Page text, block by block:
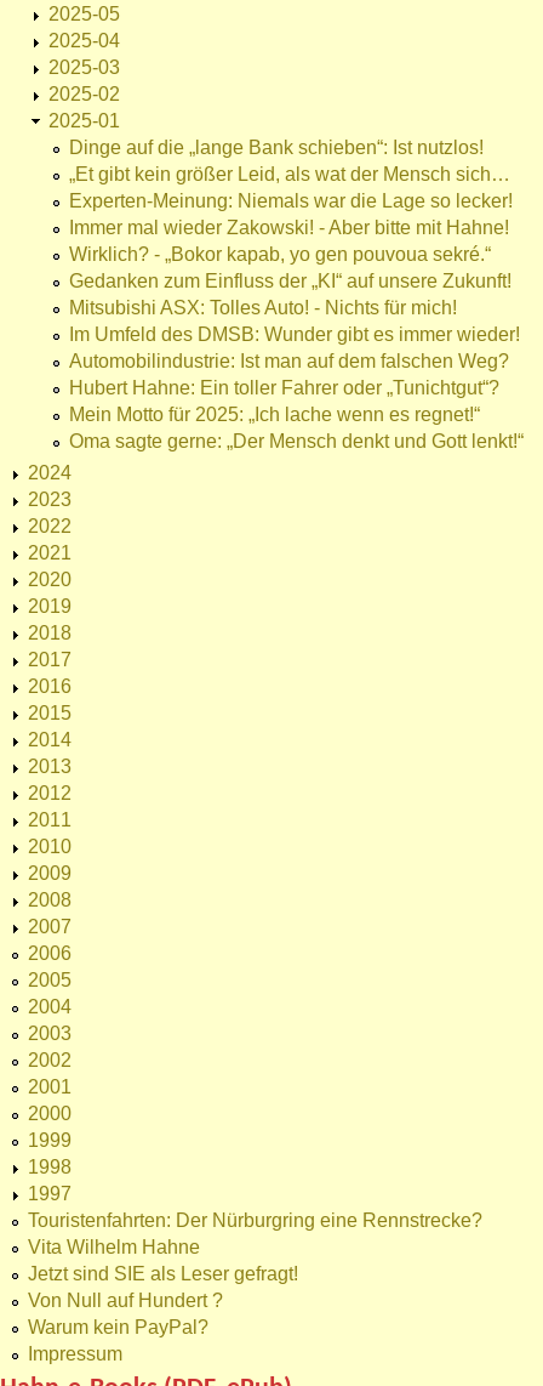
2025-05
2025-04
2025-03
2025-02
2025-01
Dinge auf die „lange Bank schieben“: Ist nutzlos!
„Et gibt kein größer Leid, als wat der Mensch sich…
Experten-Meinung: Niemals war die Lage so lecker!
Immer mal wieder Zakowski! - Aber bitte mit Hahne!
Wirklich? - „Bokor kapab, yo gen pouvoua sekré.“
Gedanken zum Einfluss der „KI“ auf unsere Zukunft!
Mitsubishi ASX: Tolles Auto! - Nichts für mich!
Im Umfeld des DMSB: Wunder gibt es immer wieder!
Automobilindustrie: Ist man auf dem falschen Weg?
Hubert Hahne: Ein toller Fahrer oder „Tunichtgut“?
Mein Motto für 2025: „Ich lache wenn es regnet!“
Oma sagte gerne: „Der Mensch denkt und Gott lenkt!“
2024
2023
2022
2021
2020
2019
2018
2017
2016
2015
2014
2013
2012
2011
2010
2009
2008
2007
2006
2005
2004
2003
2002
2001
2000
1999
1998
1997
Touristenfahrten: Der Nürburgring eine Rennstrecke?
Vita Wilhelm Hahne
Jetzt sind SIE als Leser gefragt!
Von Null auf Hundert ?
Warum kein PayPal?
Impressum